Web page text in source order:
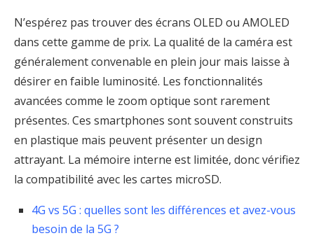
N’espérez pas trouver des écrans OLED ou AMOLED
dans cette gamme de prix. La qualité de la caméra est
généralement convenable en plein jour mais laisse à
désirer en faible luminosité. Les fonctionnalités
avancées comme le zoom optique sont rarement
présentes. Ces smartphones sont souvent construits
en plastique mais peuvent présenter un design
attrayant. La mémoire interne est limitée, donc vérifiez
la compatibilité avec les cartes microSD.
4G vs 5G : quelles sont les différences et avez-vous
besoin de la 5G ?